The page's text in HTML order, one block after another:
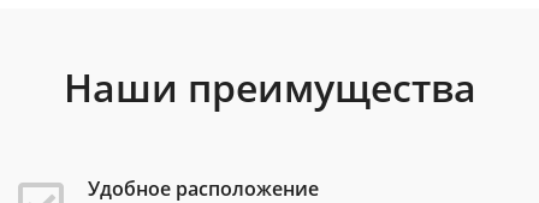
Наши преимущества
Удобное расположение